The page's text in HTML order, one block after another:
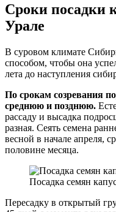
Сроки посадки
Урале
В суровом климате
способом, чтобы она
лета до наступления
По срокам созревания
среднюю и позднюю.
рассаду и высадка
разная. Сеять семена
весной в начале апреля,
половине месяца.
Посадка семян
Пересадку в открытый